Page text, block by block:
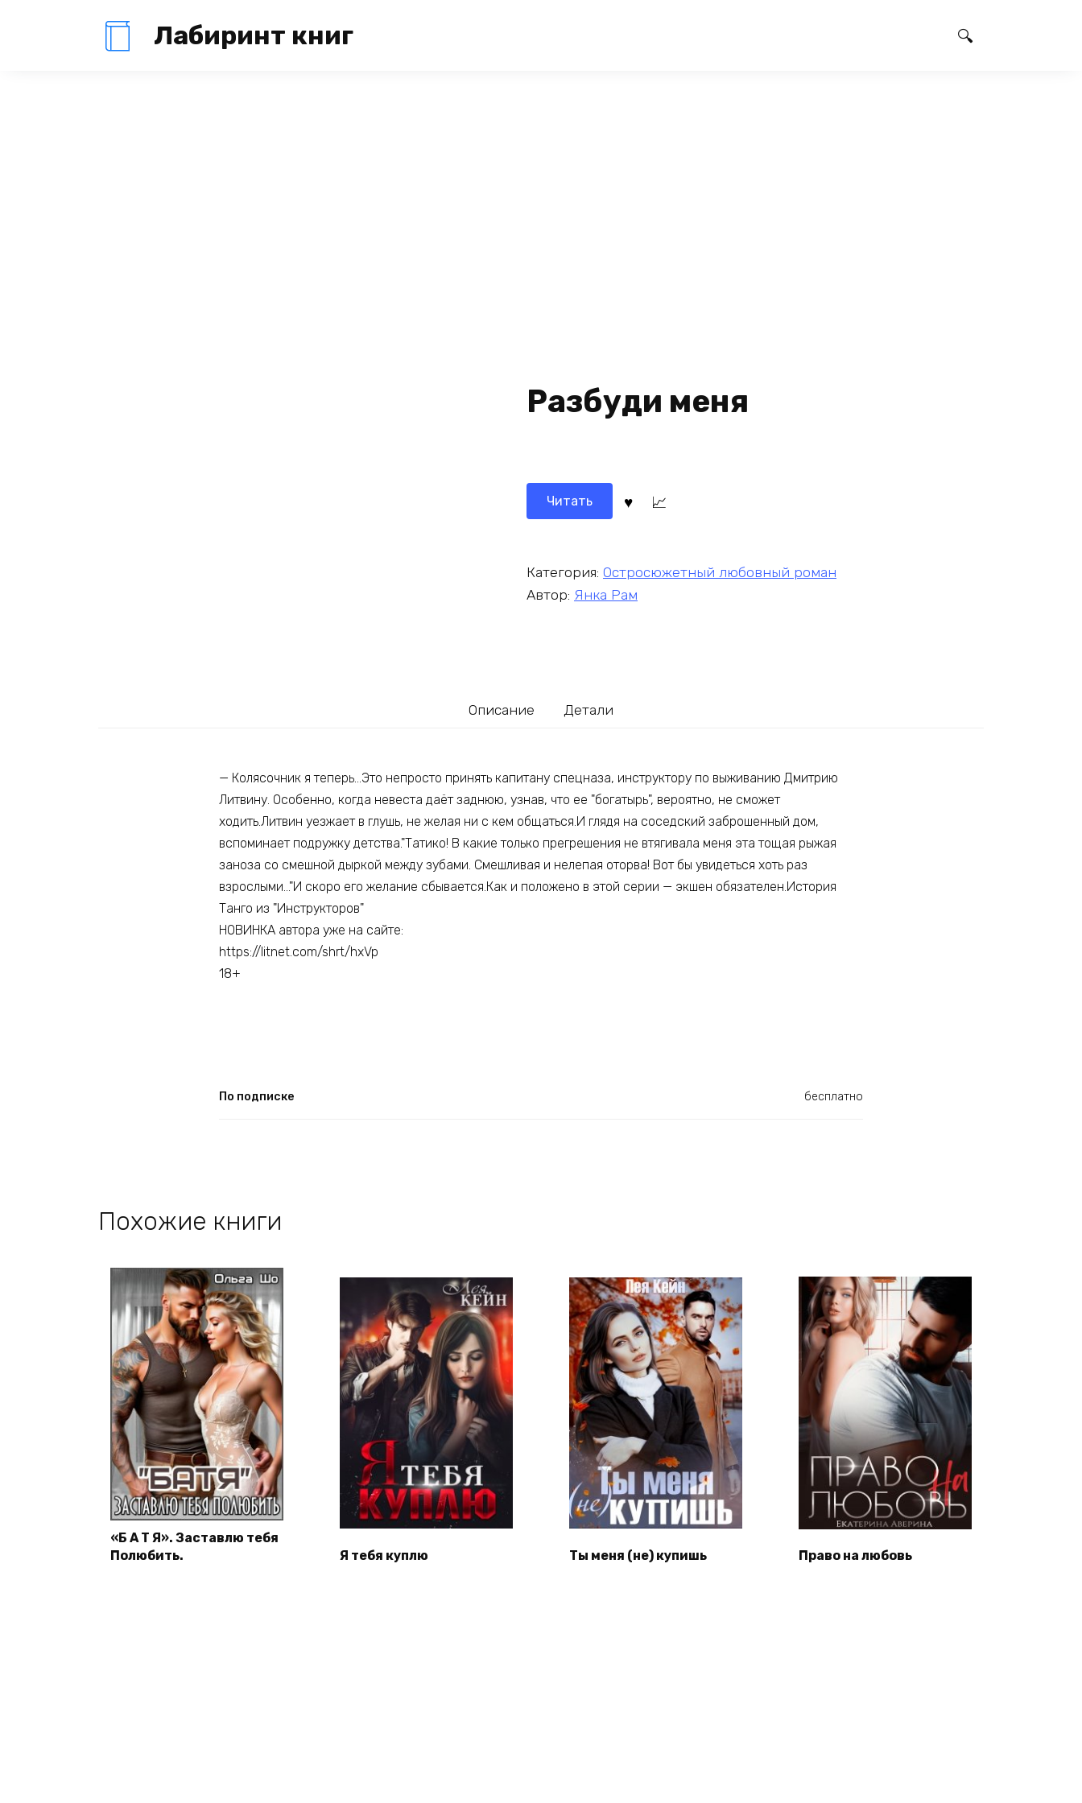
Лабиринт книг
Разбуди меня
Читать
Категория: Остросюжетный любовный роман
Автор: Янка Рам
Описание Детали
— Колясочник я теперь…Это непросто принять капитану спецназа, инструктору по выживанию Дмитрию
Литвину. Особенно, когда невеста даёт заднюю, узнав, что ее "богатырь", вероятно, не сможет
ходить.Литвин уезжает в глушь, не желая ни с кем общаться.И глядя на соседский заброшенный дом,
вспоминает подружку детства."Татико! В какие только прегрешения не втягивала меня эта тощая рыжая
заноза со смешной дыркой между зубами. Смешливая и нелепая оторва! Вот бы увидеться хоть раз
взрослыми…"И скоро его желание сбывается.Как и положено в этой серии — экшен обязателен.История
Танго из "Инструкторов"
НОВИНКА автора уже на сайте:
https://litnet.com/shrt/hxVp
18+
По подписке бесплатно
Похожие книги
«Б А Т Я». Заставлю тебя
Полюбить.
Я тебя куплю Ты меня (не) купишь Право на любовь